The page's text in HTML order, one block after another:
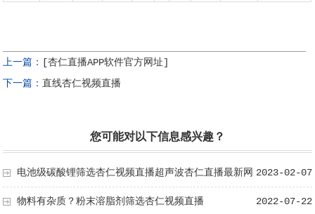
上一篇： [杏仁直播APP软件官方网址]
下一篇：直线杏仁视频直播
您可能对以下信息感兴趣？
2023-02-07
电池级碳酸锂筛选杏仁视频直播超声波杏仁直播最新网
址 2022-07-22
物料有杂质？粉末溶脂剂筛选杏仁视频直播